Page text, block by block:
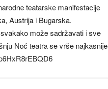
teatarske manifestacije
Austrija i Bugarska.
može sadržavati i sve
Noć teatra se vrše najkasnije